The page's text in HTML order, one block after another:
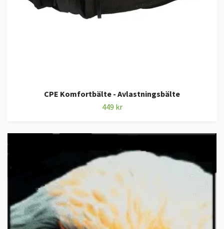
CPE Komfortbälte - Avlastningsbälte
449 kr